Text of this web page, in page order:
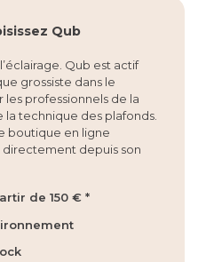
Qub
Qub est actif
grossiste dans le
les professionnels de la
la technique des plafonds.
boutique en ligne
directement depuis son
de 150 € *